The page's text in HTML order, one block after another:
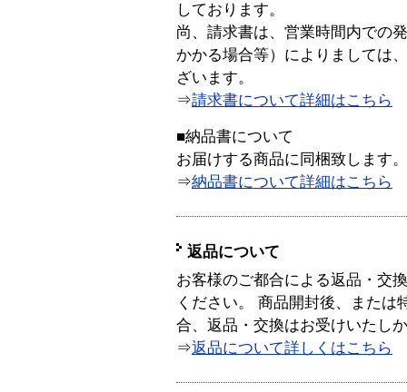
しております。
尚、請求書は、営業時間内での
かかる場合等）によりましては
ざいます。
⇒請求書について詳細はこちら
■納品書について
お届けする商品に同梱致します。
⇒納品書について詳細はこちら
返品について
お客様のご都合による返品・交
ください。 商品開封後、または
合、返品・交換はお受けいたし
⇒返品について詳しくはこちら